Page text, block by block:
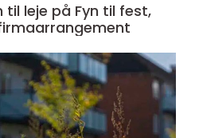
til leje på Fyn til fest,